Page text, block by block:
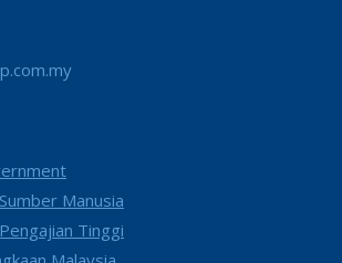
Manusia
Tinggi